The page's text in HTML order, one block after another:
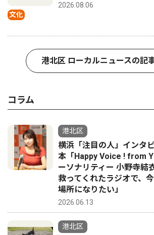
文化
2026.08.06
港北区 ローカルニュースの記
コラム
港北区
横浜「注目の人」インタ
本「Happy Voice ! from
ーソナリティー 小野寺
救ってくれたラジオで、
場所になりたい」
2026.06.13
港北区